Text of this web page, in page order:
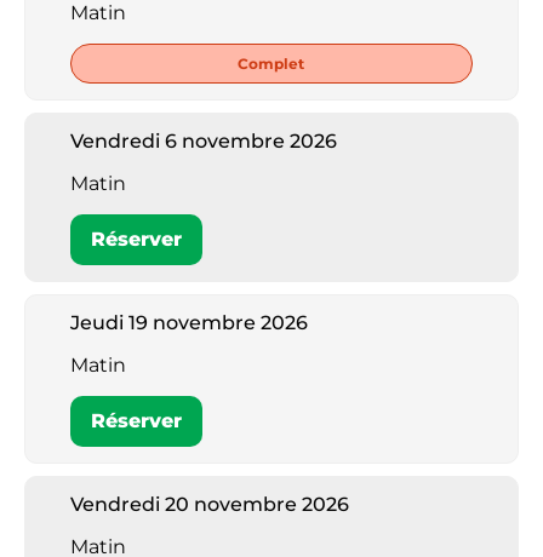
Matin
Complet
Vendredi 6 novembre 2026
Matin
Réserver
Jeudi 19 novembre 2026
Matin
Réserver
Vendredi 20 novembre 2026
Matin